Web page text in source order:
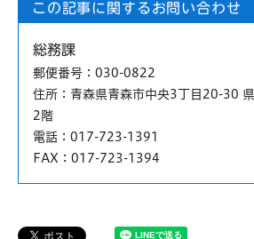
この記事に関するお問い合わせ
総務課
郵便番号 ：030-0822
住所 ：青森県青森市中央3丁目20-30
2階
電話 ：017-723-1391
FAX ：017-723-1394